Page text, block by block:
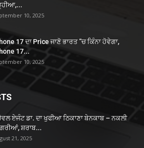
10, 2025
17 ਦਾ Price ਜਾਣੋ ਭਾਰਤ ”ਚ ਕਿੰਨਾ ਹੋਵੇਗਾ,
17...
10, 2025
ਏਜੰਟ ਡਾ. ਦਾ ਖੁਫੀਆ ਠਿਕਾਣਾ ਬੇਨਕਾਬ – ਨਕਲੀ
ਸ਼ਰਾਬ...
21, 2025